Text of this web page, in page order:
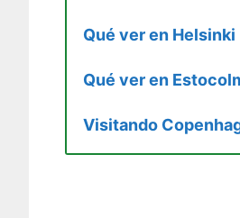
Qué ver en Helsinki
Qué ver en
Visitando